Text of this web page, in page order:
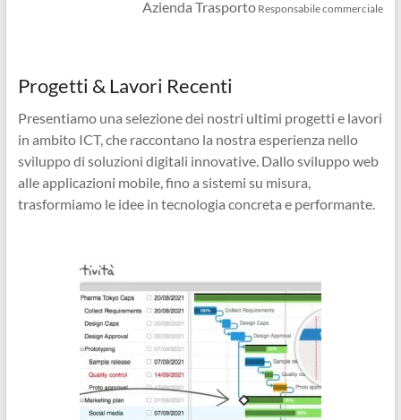
Azienda Trasporto Responsabile commerciale
Progetti & Lavori Recenti
Presentiamo una selezione dei nostri ultimi progetti e lavori
in ambito ICT, che raccontano la nostra esperienza nello
sviluppo di soluzioni digitali innovative. Dallo sviluppo web
alle applicazioni mobile, fino a sistemi su misura,
trasformiamo le idee in tecnologia concreta e performante.